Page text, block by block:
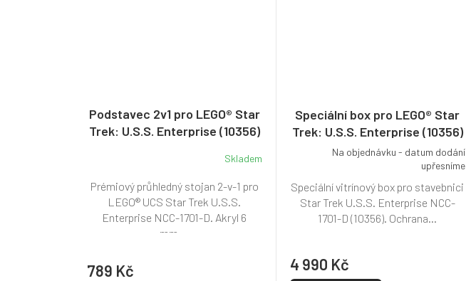
Podstavec 2v1 pro LEGO® Star
Trek: U.S.S. Enterprise (10356)
Skladem
789 Kč
Prémiový průhledný stojan 2-v-1 pro
LEGO® UCS Star Trek U.S.S.
Enterprise NCC-1701-D. Akryl 6
mm,...
Speciální box pro LEGO® Star
Trek: U.S.S. Enterprise (10356)
Na objednávku - datum dodání
upřesníme
4 990 Kč
Speciální vitrínový box pro stavebnici
Star Trek U.S.S. Enterprise NCC-
1701-D (10356). Ochrana...